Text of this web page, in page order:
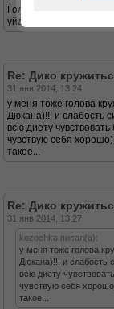
Голова перестала
уйду на круиз. Надо
Re: Дико
31 янв 2014, 13:24
у меня тоже голова
Дюкана)!!! и слабость
всю диету
чувствую себя
такое...
Re: Дико
31 янв 2014, 13:27
kozochka писал(а):
у меня тоже голова
Дюкана)!!! и слабость
всю диету
чувствую себя
такое...